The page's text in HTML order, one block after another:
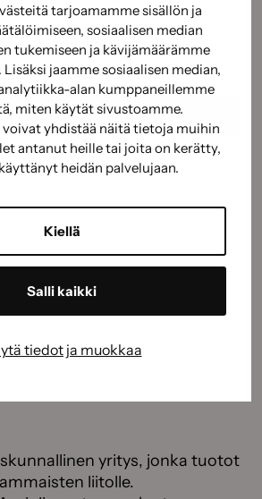
tarjoamamme sisällön ja
sosiaalisen median
tukemiseen ja kävijämäärämme
jaamme sosiaalisen median,
alan kumppaneillemme
miten käytät sivustoamme.
yhdistää näitä tietoja muihin
antanut heille tai joita on kerätty,
heidän palvelujaan.
Kiellä
Salli kaikki
tiedot ja muokkaa
CAPTCHA
yritys, jonka tuotot
liitolle.